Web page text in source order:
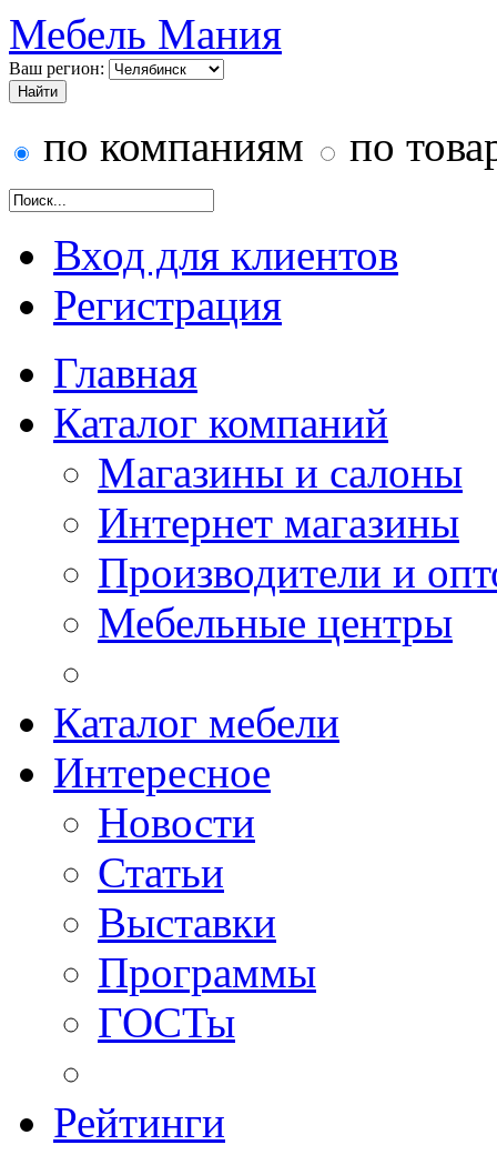
Мебель Мания
Ваш регион:
по компаниям по
Вход для клиентов
Регистрация
Главная
Каталог компаний
Магазины и салоны
Интернет магазины
Производители и
Мебельные центры
Каталог мебели
Интересное
Новости
Статьи
Выставки
Программы
ГОСТы
Рейтинги